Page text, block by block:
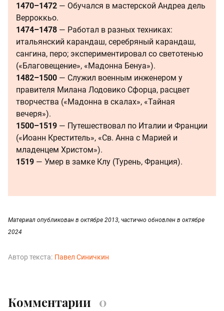
1470–1472 — Обучался в мастерской Андреа дель
Верроккьо.
1474–1478 — Работал в разных техниках:
итальянский карандаш, серебряный карандаш,
сангина, перо; экспериментировал со светотенью
(«Благовещение», «Мадонна Бенуа»).
1482–1500 — Служил военным инженером у
правителя Милана Лодовико Сфорца, расцвет
творчества («Мадонна в скалах», «Тайная
вечеря»).
1500–1519 — Путешествовал по Италии и Франции
(«Иоанн Креститель», «Св. Анна с Марией и
младенцем Христом»).
1519 — Умер в замке Клу (Турень, Франция).
Материал опубликован в октябре 2013, частично обновлен в октябре
2024
Автор текста: Павел Синичкин
Комментарии 0